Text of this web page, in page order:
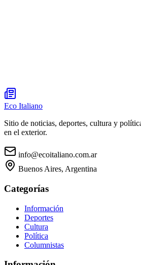
Eco Italiano
Sitio de noticias, deportes, cultura y
en el exterior.
info@ecoitaliano.com.ar
Buenos Aires, Argentina
Categorías
Información
Deportes
Cultura
Política
Columnistas